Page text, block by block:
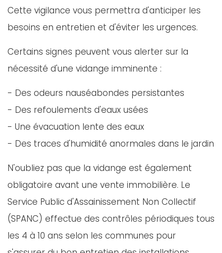
Cette vigilance vous permettra d'anticiper les
besoins en entretien et d'éviter les urgences.
Certains signes peuvent vous alerter sur la
nécessité d'une vidange imminente :
- Des odeurs nauséabondes persistantes
- Des refoulements d'eaux usées
- Une évacuation lente des eaux
- Des traces d'humidité anormales dans le jardin
N'oubliez pas que la vidange est également
obligatoire avant une vente immobilière. Le
Service Public d'Assainissement Non Collectif
(SPANC) effectue des contrôles périodiques tous
les 4 à 10 ans selon les communes pour